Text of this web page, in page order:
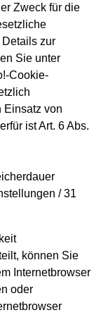
Zweck für die
zur
Sie unter
Cookie-
Einsatz von
ist Art. 6 Abs.
/ 31
können Sie
Internetbrowser
oder